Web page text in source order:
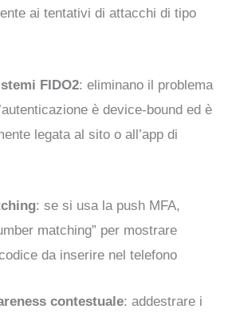
ai tentativi di attacchi di tipo
FIDO2: eliminano il problema
è device-bound ed è
legata al sito o all’app di
: se si usa la push MFA,
matching” per mostrare
da inserire nel telefono
contestuale: addestrare i